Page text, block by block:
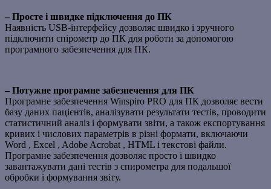
– Просте і швидке підключення до ПК
Наявність USB-інтерфейсу дозволяє швидко і зручного
підключити спірометр до ПК для роботи за допомогою
програмного забезпечення для ПК.
– Потужне програмне забезпечення для ПК
Програмне забезпечення Winspiro PRO для ПК дозволяє вести
базу даних пацієнтів, аналізувати результати тестів, проводити
статистичний аналіз і формувати звіти, а також експортування
кривих і числових параметрів в різні формати, включаючи
Word , Excel , Adobe Acrobat , HTML і текстові файли.
Програмне забезпечення дозволяє просто і швидко
завантажувати дані тестів з спирометра для подальшої
обробки і формування звіту.